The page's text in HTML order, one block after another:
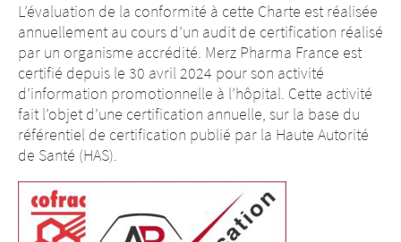
L’évaluation de la conformité à cette Charte est réalisée
annuellement au cours d’un audit de certification réalisé
par un organisme accrédité. Merz Pharma France est
certifié depuis le 30 avril 2024 pour son activité
d’information promotionnelle à l’hôpital. Cette activité
fait l’objet d’une certification annuelle, sur la base du
référentiel de certification publié par la Haute Autorité
de Santé (HAS).
Attention : Vous
quittez le site
internet
Attention : Vous
quittez le site
internet